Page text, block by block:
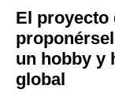
El proyecto
un hobby y
global